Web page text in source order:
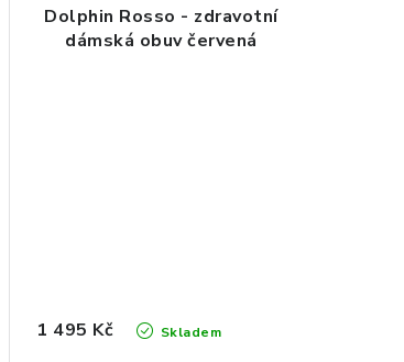
Dolphin Rosso - zdravotní
dámská obuv červená
Skladem
1 495 Kč